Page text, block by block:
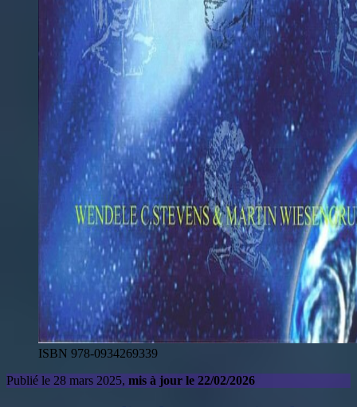
ISBN 978-0934269339
Publié le 28 mars 2025, mis à jour le 22/02/2026